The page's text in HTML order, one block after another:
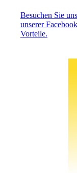
Besuchen Sie
unserer
Vorteile.